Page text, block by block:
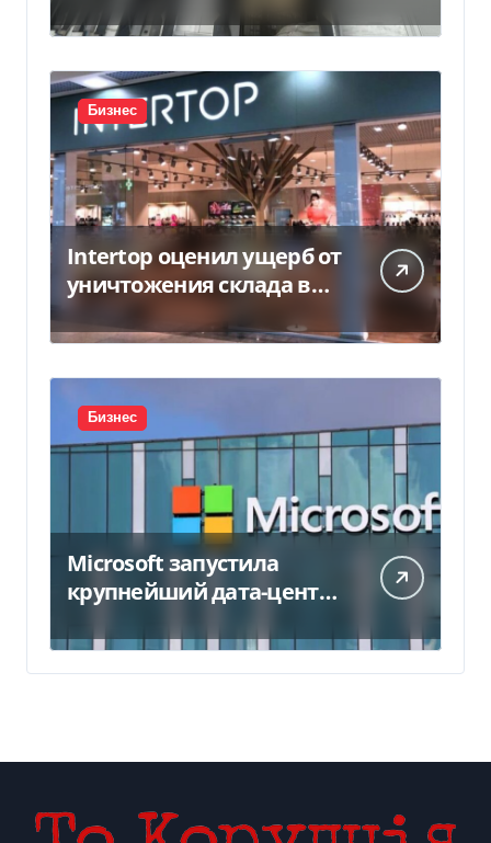
Бизнес
Intertop оценил ущерб от
уничтожения склада в
Бизнес
Microsoft запустила
крупнейший дата-центр
миллиарда